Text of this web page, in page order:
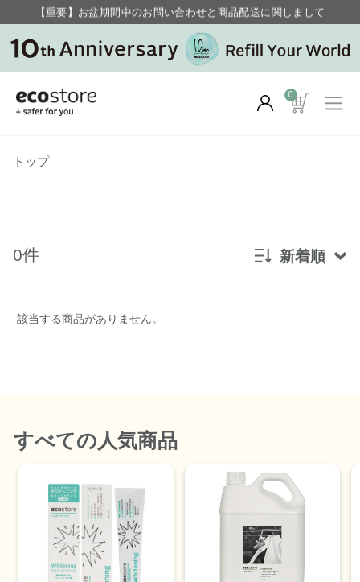
【重要】お盆期間中のお問い合わせと商品配送に関しまして
毎月お得にポイントが貯まる！ “月のポイントアップデー”
0
トップ
0件 新着順
人気順
該当する商品がありません。
すべての人気商品